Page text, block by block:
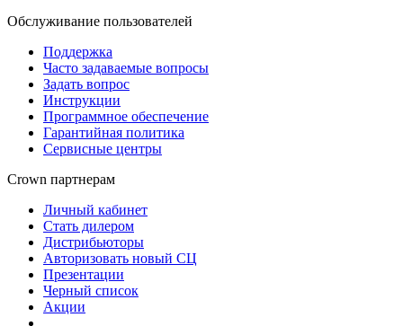
Обслуживание пользователей
Поддержка
Часто задаваемые вопросы
Задать вопрос
Инструкции
Программное обеспечение
Гарантийная политика
Сервисные центры
Crown партнерам
Личный кабинет
Стать дилером
Дистрибьюторы
Авторизовать новый СЦ
Презентации
Черный список
Акции